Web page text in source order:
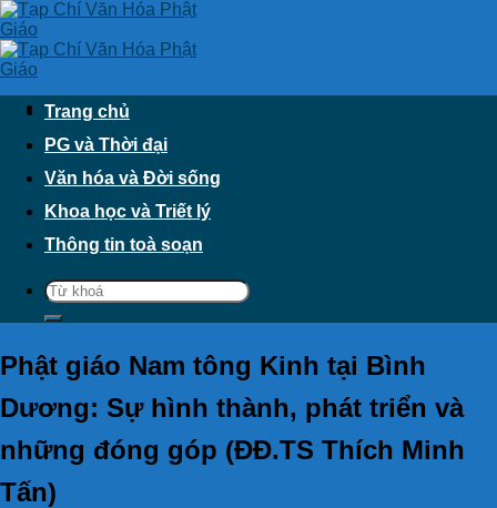
Skip
to
content
Trang chủ
PG và Thời đại
Văn hóa và Đời sống
Khoa học và Triết lý
Thông tin toà soạn
Phật giáo Nam tông Kinh tại Bình
Dương: Sự hình thành, phát triển và
những đóng góp (ĐĐ.TS Thích Minh
Tấn)